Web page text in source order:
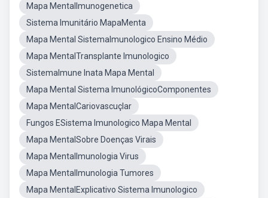
Mapa MentalImunogenetica
Sistema Imunitário MapaMenta
Mapa Mental SistemaImunologico Ensino Médio
Mapa MentalTransplante Imunologico
SistemaImune Inata Mapa Mental
Mapa Mental Sistema ImunológicoComponentes
Mapa MentalCariovascuçlar
Fungos ESistema Imunologico Mapa Mental
Mapa MentalSobre Doenças Virais
Mapa MentalImunologia Virus
Mapa MentalImunologia Tumores
Mapa MentalExplicativo Sistema Imunologico